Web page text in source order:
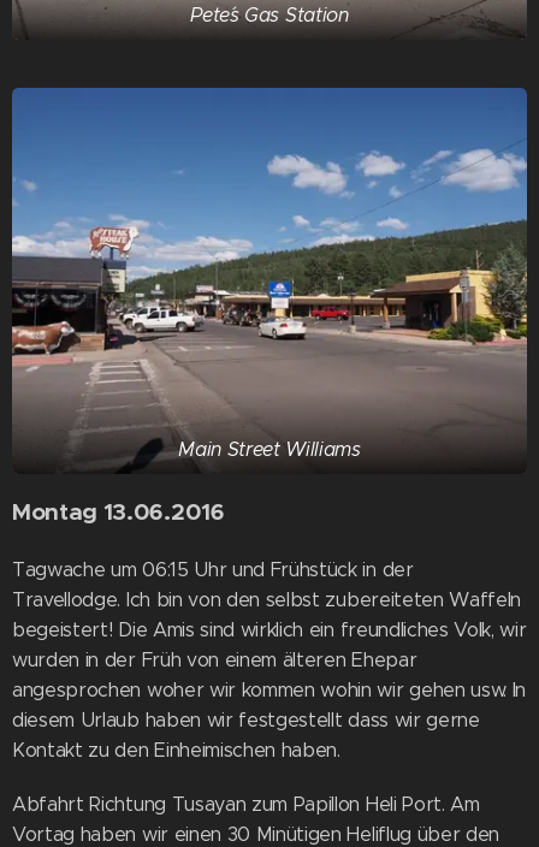
Pete´s Gas Station
Main Street Williams
Montag 13.06.2016
Tagwache um 06:15 Uhr und Frühstück in der
Travellodge. Ich bin von den selbst zubereiteten Waffeln
begeistert! Die Amis sind wirklich ein freundliches Volk, wir
wurden in der Früh von einem älteren Ehepar
angesprochen woher wir kommen wohin wir gehen usw. In
diesem Urlaub haben wir festgestellt dass wir gerne
Kontakt zu den Einheimischen haben.
Abfahrt Richtung Tusayan zum Papillon Heli Port. Am
Vortag haben wir einen 30 Minütigen Heliflug über den